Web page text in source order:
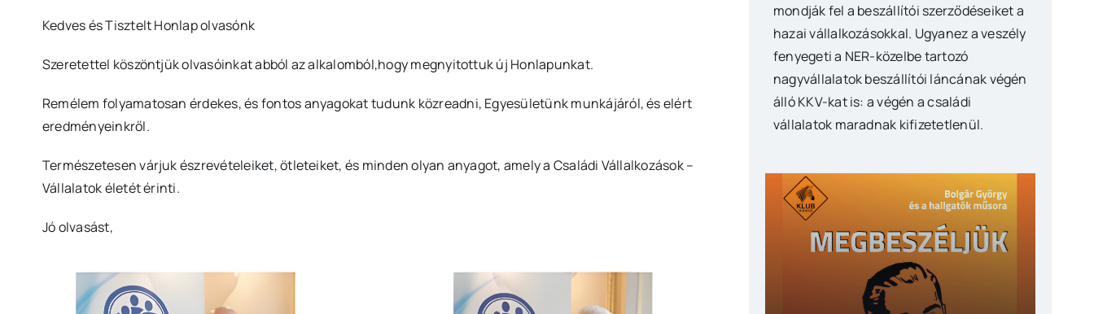
Kedves és Tisztelt Honlap olvasónk
Szeretettel köszöntjük olvasóinkat abból az alkalomból,hogy megnyitottuk új Honlapunkat.
Remélem folyamatosan érdekes, és fontos anyagokat tudunk közreadni, Egyesületünk munkájáról, és elért
eredményeinkről.
Természetesen várjuk észrevételeiket, ötleteiket, és minden olyan anyagot, amely a Családi Vállalkozások –
Vállalatok életét érinti.
Jó olvasást,
mondják fel a beszállítói szerződéseiket a
hazai vállalkozásokkal. Ugyanez a veszély
fenyegeti a NER-közelbe tartozó
nagyvállalatok beszállítói láncának végén
álló KKV-kat is: a végén a családi
vállalatok maradnak kifizetetlenül.